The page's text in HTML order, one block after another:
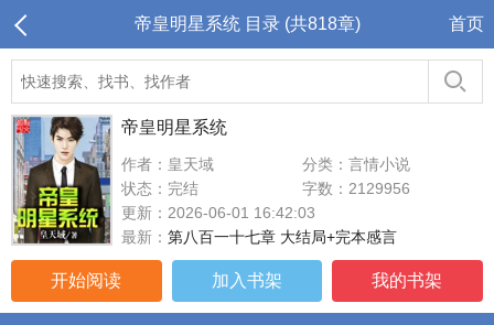
帝皇明星系统 目录 (共818章) 首页
帝皇明星系统
作者：皇天域
分类：言情小说
状态：完结
字数：2129956
更新：2026-06-01 16:42:03
最新： 第八百一十七章 大结局+完本感言
开始阅读 加入书架 我的书架